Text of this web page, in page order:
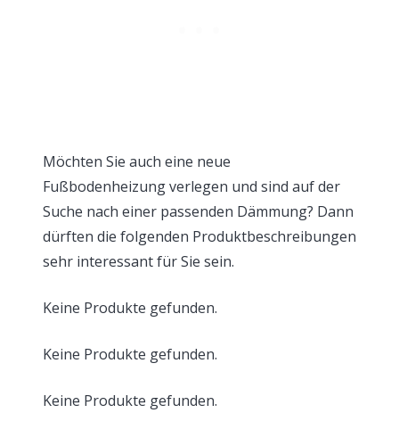
Möchten Sie auch eine neue
Fußbodenheizung verlegen und sind auf der
Suche nach einer passenden Dämmung? Dann
dürften die folgenden Produktbeschreibungen
sehr interessant für Sie sein.
Keine Produkte gefunden.
Keine Produkte gefunden.
Keine Produkte gefunden.